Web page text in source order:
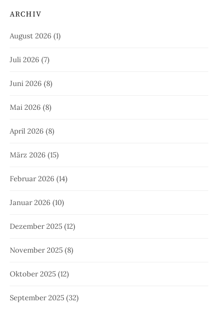
ARCHIV
August 2026 (1)
Juli 2026 (7)
Juni 2026 (8)
Mai 2026 (8)
April 2026 (8)
März 2026 (15)
Februar 2026 (14)
Januar 2026 (10)
Dezember 2025 (12)
November 2025 (8)
Oktober 2025 (12)
September 2025 (32)